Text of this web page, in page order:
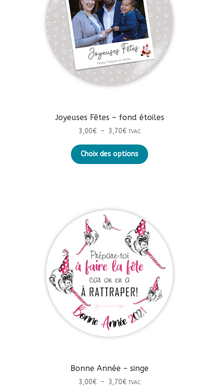
sur
la
page
du
produit
Joyeuses Fêtes – fond étoiles
3,00€ – 3,70€Plage
prix :
3,00€
TVAC
Choix des options
Ce
produit
peuvent
être
choisies
sur
page
du
produit
Bonne Année – singe
3,00€ – 3,70€Plage
TVAC